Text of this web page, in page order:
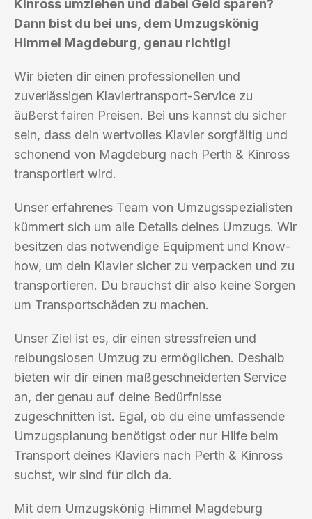
Kinross umziehen und dabei Geld sparen?
Dann bist du bei uns, dem Umzugskönig
Himmel Magdeburg, genau richtig!
Wir bieten dir einen professionellen und
zuverlässigen Klaviertransport-Service zu
äußerst fairen Preisen. Bei uns kannst du sicher
sein, dass dein wertvolles Klavier sorgfältig und
schonend von Magdeburg nach Perth & Kinross
transportiert wird.
Unser erfahrenes Team von Umzugsspezialisten
kümmert sich um alle Details deines Umzugs. Wir
besitzen das notwendige Equipment und Know-
how, um dein Klavier sicher zu verpacken und zu
transportieren. Du brauchst dir also keine Sorgen
um Transportschäden zu machen.
Unser Ziel ist es, dir einen stressfreien und
reibungslosen Umzug zu ermöglichen. Deshalb
bieten wir dir einen maßgeschneiderten Service
an, der genau auf deine Bedürfnisse
zugeschnitten ist. Egal, ob du eine umfassende
Umzugsplanung benötigst oder nur Hilfe beim
Transport deines Klaviers nach Perth & Kinross
suchst, wir sind für dich da.
Mit dem Umzugskönig Himmel Magdeburg